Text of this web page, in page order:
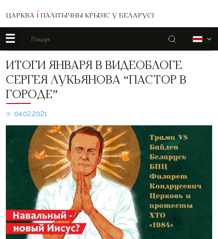
ЦАРКВА І ПАЛІТЫЧНЫ КРЫЗІС У БЕЛАРУСІ
☰ Пошук
Итоги
января
в
видеоблоге
Сергея
Лукьянова
“Пастор
в
городе”
ИТОГИ ЯНВАРЯ В ВИДЕОБЛОГЕ
СЕРГЕЯ ЛУКЬЯНОВА “ПАСТОР В
ГОРОДЕ”
04.02.2021